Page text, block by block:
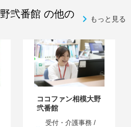
弐番館 の他の
もっと見る
ココファン相模大野
弐番館
受付・介護事務 /